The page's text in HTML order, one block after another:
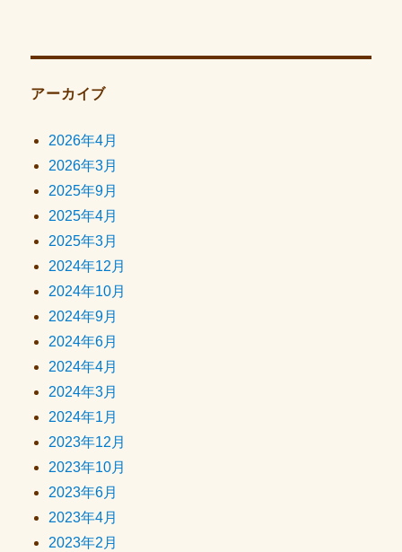
アーカイブ
2026年4月
2026年3月
2025年9月
2025年4月
2025年3月
2024年12月
2024年10月
2024年9月
2024年6月
2024年4月
2024年3月
2024年1月
2023年12月
2023年10月
2023年6月
2023年4月
2023年2月